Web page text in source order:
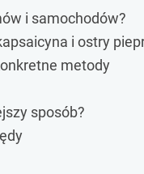
i samochodów?
i ostry
metody
sposób?